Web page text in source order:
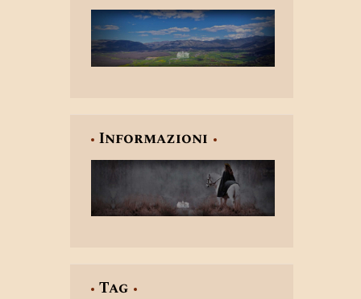
Informazioni
Tag